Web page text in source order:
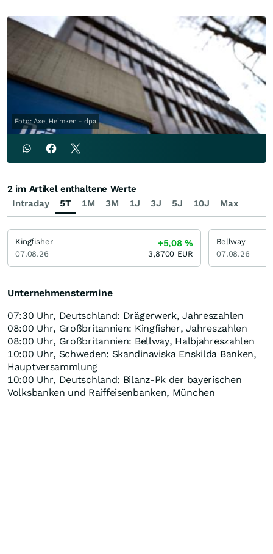
Foto: Axel Heimken - dpa
Unternehmenstermine
07:30 Uhr, Deutschland: Drägerwerk, Jahreszahlen
08:00 Uhr, Großbritannien: Kingfisher, Jahreszahlen
08:00 Uhr, Großbritannien: Bellway, Halbjahreszahlen
10:00 Uhr, Schweden: Skandinaviska Enskilda Banken,
Hauptversammlung
10:00 Uhr, Deutschland: Bilanz-Pk der bayerischen
Volksbanken und Raiffeisenbanken, München
Intraday 5T 1M 3M 1J 3J 5J 10J Max
2 im Artikel enthaltene Werte
Kingfisher
07.08.26
+5,08%
3,8700 EUR
Bellway
07.08.26